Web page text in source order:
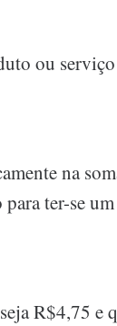
ou
na
ter-se
R$4,75 e